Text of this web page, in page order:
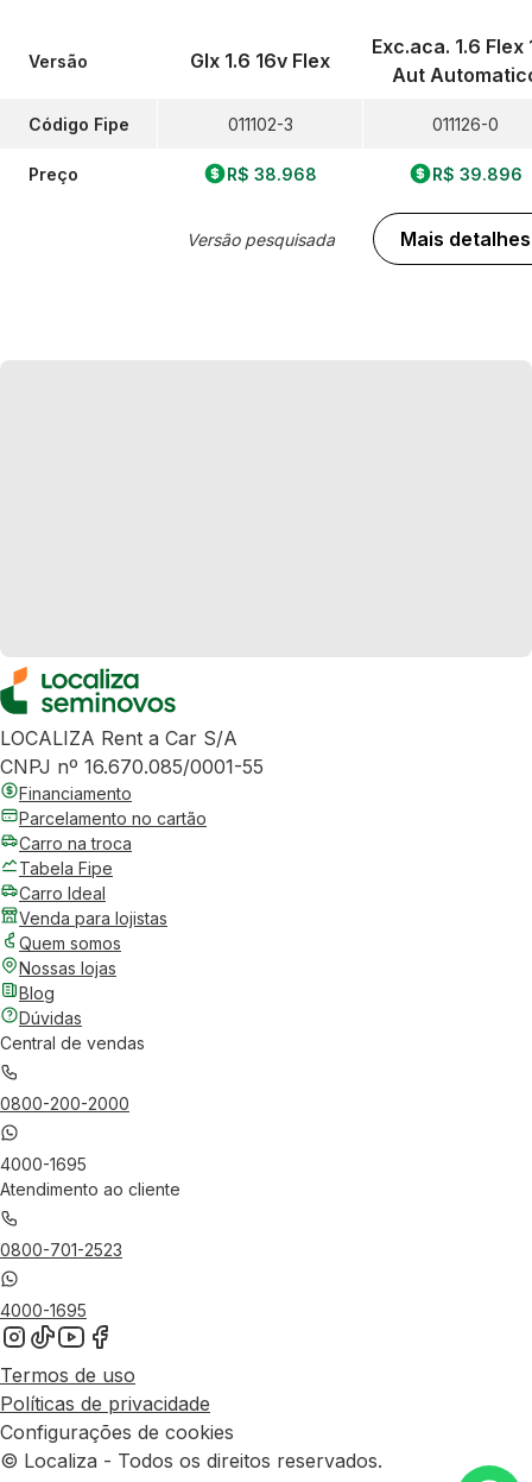
Versão
Código Fipe
Preço
Glx 1.6 16v Flex
011102-3
R$ 38.968
Versão pesquisada
Exc.aca. 1.6 Flex
Aut
011126-0
R$ 39.896
Mais detalhes
LOCALIZA Rent a Car S/A
CNPJ nº 16.670.085/0001-55
Financiamento
Parcelamento no cartão
Carro na troca
Tabela Fipe
Carro Ideal
Venda para lojistas
Quem somos
Nossas lojas
Blog
Dúvidas
Central de vendas
0800-200-2000
4000-1695
Atendimento ao cliente
0800-701-2523
4000-1695
Termos de uso
Políticas de privacidade
Configurações de cookies
© Localiza - Todos os direitos reservados.